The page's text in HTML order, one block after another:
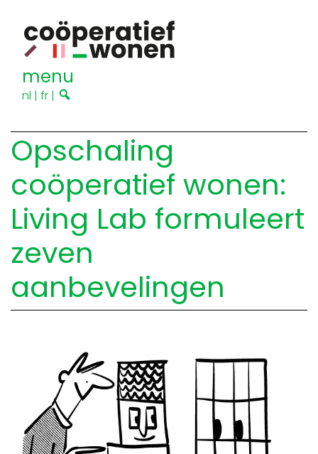
menu
nl | fr |
Opschaling
coöperatief wonen:
Living Lab formuleert
zeven
aanbevelingen